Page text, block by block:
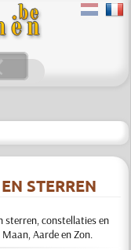
STERREN
sterren, constellaties en
Aarde en Zon.